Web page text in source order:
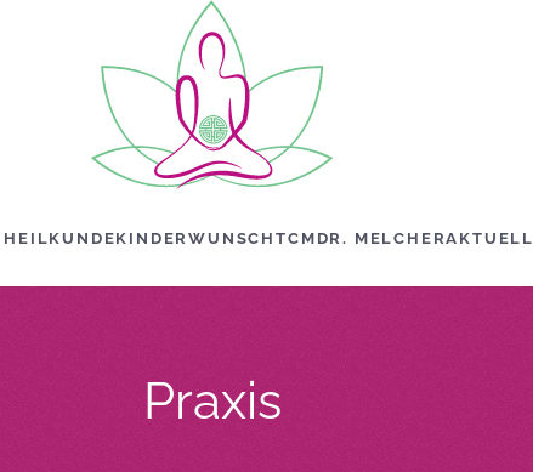
KINDERWUNSCHTCM DR. MELCHERAKTUELL
Praxis